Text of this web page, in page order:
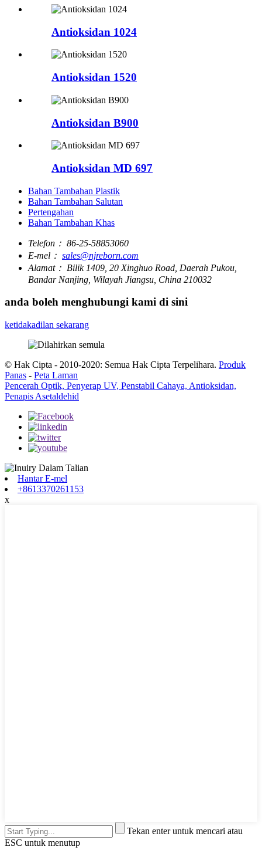
Antioksidan 1024
Antioksidan 1520
Antioksidan B900
Antioksidan MD 697
Bahan Tambahan Plastik
Bahan Tambahan Salutan
Pertengahan
Bahan Tambahan Khas
Telefon： 86-25-58853060
E-mel： sales@njreborn.com
Alamat： Bilik 1409, 20 Xinghuo Road, Daerah Pukou,
Bandar Nanjing, Wilayah Jiangsu, China 210032
anda boleh menghubungi kami di sini
ketidakadilan sekarang
© Hak Cipta - 2010-2020: Semua Hak Cipta Terpelihara. Produk
Panas - Peta Laman
Pencerah Optik, Penyerap UV, Penstabil Cahaya, Antioksidan,
Penapis Asetaldehid
Hantar E-mel
+8613370261153
x
Tekan enter untuk mencari atau
ESC untuk menutup